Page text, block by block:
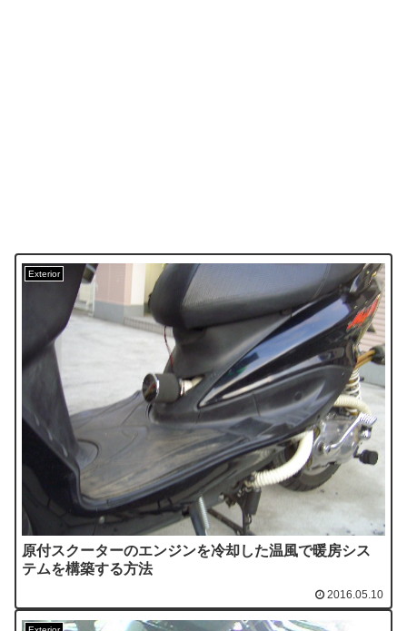
Exterior
原付スクーターのエンジンを冷却した温風で暖房シス
テムを構築する方法
2016.05.10